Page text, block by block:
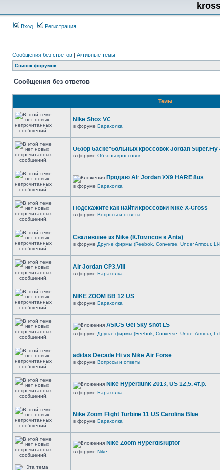
Вход Регистрация
Сообщения без ответов | Активные темы
Список форумов
Сообщения без ответов
Темы
Nike Shox VC
в форуме Барахолка
Обзор баскетбольных кроссовок Jordan Super.Fly
в форуме Обзоры кроссовок
Продаю Air Jordan XX9 HARE 8us
в форуме Барахолка
Подскажите как найти кроссовки Nike X-Cross
в форуме Вопросы и ответы
Свалившие из Nike (К.Томпсон в Anta)
в форуме Другие фирмы (Reebok, Converse, Under Armour, Li-
Air Jordan CP3.VIII
в форуме Барахолка
NIKE ZOOM BB 12 US
в форуме Барахолка
ASICS Gel Sky shot LS
в форуме Другие фирмы (Reebok, Converse, Under Armour, Li-
adidas Decade Hi vs Nike Air Forse
в форуме Вопросы и ответы
Nike Hyperdunk 2013, US 12,5. 4т.р.
в форуме Барахолка
Nike Zoom Flight Turbine 11 US Carolina Blue
в форуме Барахолка
Nike Zoom Hyperdisruptor
в форуме Nike